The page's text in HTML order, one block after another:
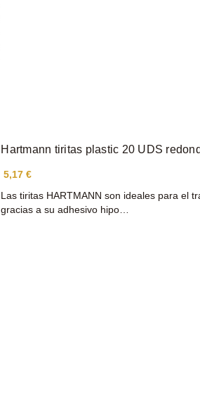
Hartmann tiritas plastic 20 UDS
5,17 €
Las tiritas HARTMANN son ideales para el
gracias a su adhesivo hipo…